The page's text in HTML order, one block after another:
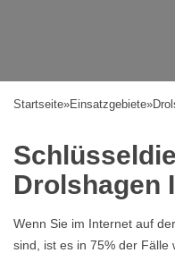
Startseite»Einsatzgebiete»
Drolshagen
Wenn Sie im Internet auf
sind, ist es in 75% der Fälle